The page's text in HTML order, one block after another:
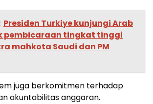
Presiden Turkiye kunjungi Arab
pembicaraan tingkat tinggi
mahkota Saudi dan PM
juga berkomitmen terhadap
akuntabilitas anggaran.